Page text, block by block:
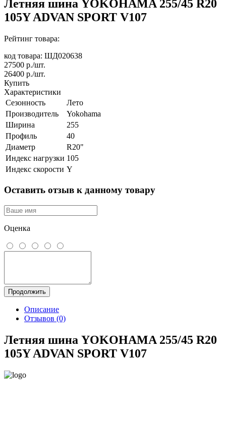
Летняя шина YOKOHAMA 255/45 R20
105Y ADVAN SPORT V107
Рейтинг товара:
код товара: ШД020638
27500 р./шт.
26400 р./шт.
Купить
Характеристики
Сезонность
Лето
Производитель
Yokohama
Ширина
255
Профиль
40
Диаметр
R20"
Индекс нагрузки 105
Индекс скорости Y
Оставить отзыв к данному товару
Оценка
Продолжить
Описание
Отзывов (0)
Летняя шина YOKOHAMA 255/45 R20
105Y ADVAN SPORT V107